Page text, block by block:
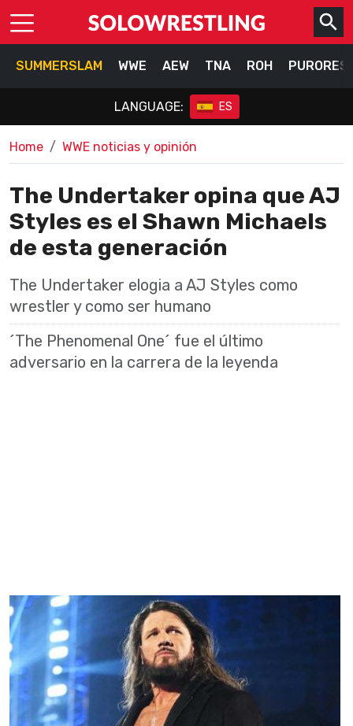
SUMMERSLAM WWE AEW TNA ROH
LANGUAGE: ES
Home WWE noticias y opinión
The Undertaker opina que AJ
Styles es el Shawn Michaels
de esta generación
The Undertaker elogia a AJ Styles como
wrestler y como ser humano
´The Phenomenal One´ fue el último
adversario en la carrera de la leyenda